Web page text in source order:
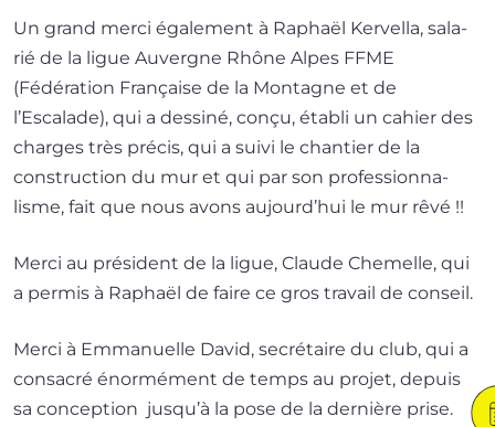
Un grand mer­ci éga­le­ment à Raphaël Kervella, sala­
rié de la ligue Auvergne Rhône Alpes FFME
(Fédération Française de la Montagne et de
l’Escalade), qui a des­si­né, conçu, éta­bli un cahier des
charges très pré­cis, qui a sui­vi le chan­tier de la
construc­tion du mur et qui par son pro­fes­sion­na­
lisme, fait que nous avons aujourd’hui le mur rêvé !!
Merci au pré­sident de la ligue, Claude Chemelle, qui
a per­mis à Raphaël de faire ce gros tra­vail de conseil.
Merci à Emmanuelle David, secré­taire du club, qui a
consa­cré énor­mé­ment de temps au pro­jet, depuis
sa concep­tion jus­qu’à la pose de la der­nière prise.